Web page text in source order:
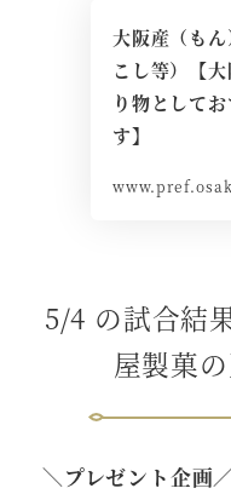
大阪産（も
こし等）【
り物として
す】
5/4 の試合結
屋製菓
＼プレゼント企画